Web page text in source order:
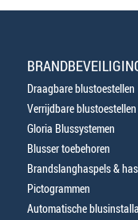
Draagbare blustoestellen
Verrijdbare blustoestellen
Gloria Blussystemen
Blusser toebehoren
Brandslanghaspels &
Pictogrammen
Automatische